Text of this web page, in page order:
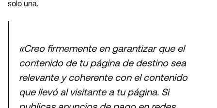
solo una.
«Creo firmemente en garantizar que el
contenido de tu página de destino sea
relevante y coherente con el contenido
que llevó al visitante a tu página. Si